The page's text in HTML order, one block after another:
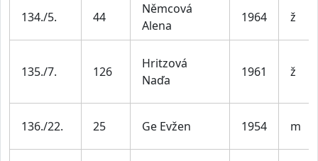
134./5. 44
Němcová
Alena
1964 ž
135./7. 126
Hritzová
Naďa
1961 ž
136./22. 25 Ge Evžen 1954 m